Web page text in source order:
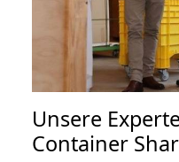
Unsere
Container